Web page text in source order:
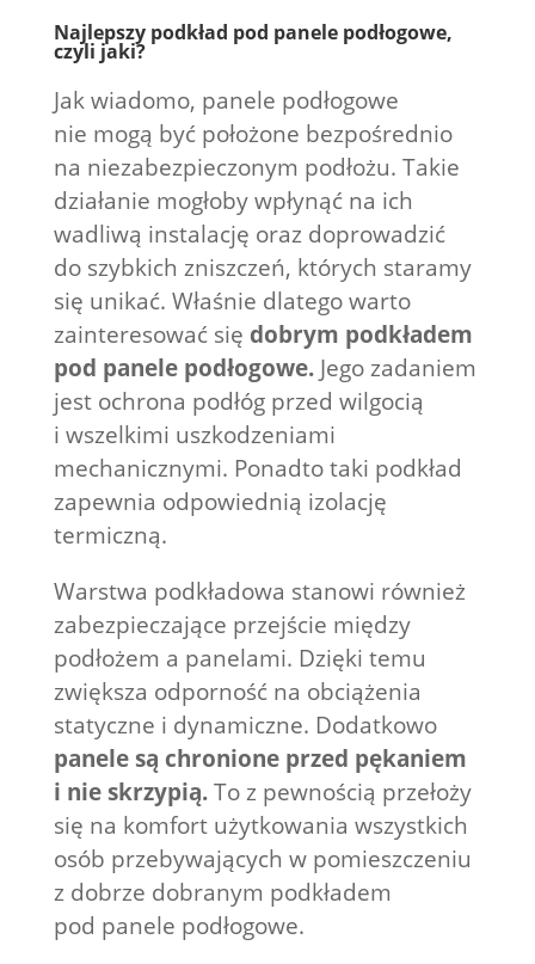
Najlepszy podkład pod panele podłogowe,
czyli jaki?
Jak wiadomo, panele podłogowe
nie mogą być położone bezpośrednio
na niezabezpieczonym podłożu. Takie
działanie mogłoby wpłynąć na ich
wadliwą instalację oraz doprowadzić
do szybkich zniszczeń, których staramy
się unikać. Właśnie dlatego warto
zainteresować się dobrym podkładem
pod panele podłogowe.Jego zadaniem
jest ochrona podłóg przed wilgocią
i wszelkimi uszkodzeniami
mechanicznymi. Ponadto taki podkład
zapewnia odpowiednią izolację
termiczną.
Warstwa podkładowa stanowi również
zabezpieczające przejście między
podłożem a panelami. Dzięki temu
zwiększa odporność na obciążenia
statyczne i dynamiczne. Dodatkowo
panele są chronione przed pękaniem
i nie skrzypią.To z pewnością przełoży
się na komfort użytkowania wszystkich
osób przebywających w pomieszczeniu
z dobrze dobranym podkładem
pod panele podłogowe.